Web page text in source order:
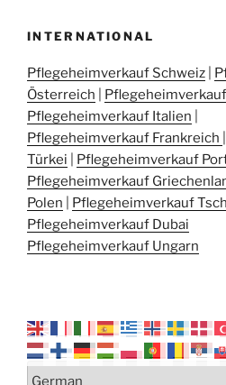
INTERNATIONAL
Pflegeheimverkauf Schweiz
Österreich
Pflegeheimverkauf Italien
Pflegeheimverkauf Frankreich
Türkei
Pflegeheimverkauf
Pflegeheimverkauf
Polen
Pflegeheimverkauf
Pflegeheimverkauf Dubai
Pflegeheimverkauf Ungarn